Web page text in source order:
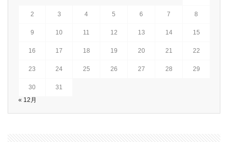
2 3 4 5 6 7 8
9 10 11 12 13 14 15
16 17 18 19 20 21 22
23 24 25 26 27 28 29
30
31
« 12月